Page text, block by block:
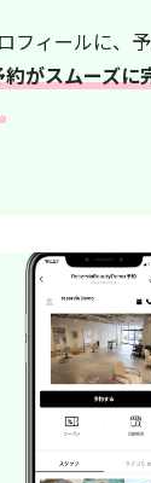
フィールに、
がスムーズに